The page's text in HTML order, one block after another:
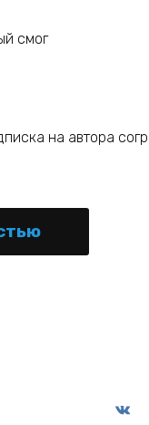
смог
на автора